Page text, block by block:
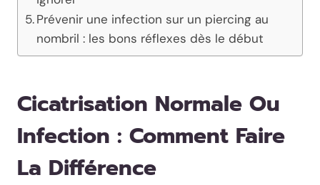
Prévenir une infection sur un piercing au
nombril : les bons réflexes dès le début
Cicatrisation Normale Ou
Infection : Comment Faire
La Différence